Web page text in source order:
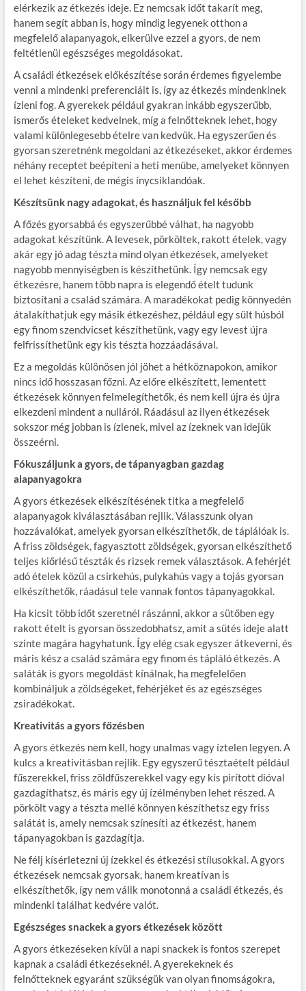
elérkezik az étkezés ideje. Ez nemcsak időt takarít meg,
hanem segít abban is, hogy mindig legyenek otthon a
megfelelő alapanyagok, elkerülve ezzel a gyors, de nem
feltétlenül egészséges megoldásokat.
A családi étkezések előkészítése során érdemes figyelembe
venni a mindenki preferenciáit is, így az étkezés mindenkinek
ízleni fog. A gyerekek például gyakran inkább egyszerűbb,
ismerős ételeket kedvelnek, míg a felnőtteknek lehet, hogy
valami különlegesebb ételre van kedvük. Ha egyszerűen és
gyorsan szeretnénk megoldani az étkezéseket, akkor érdemes
néhány receptet beépíteni a heti menübe, amelyeket könnyen
el lehet készíteni, de mégis ínycsiklandóak.
Készítsünk nagy adagokat, és használjuk fel később
A főzés gyorsabbá és egyszerűbbé válhat, ha nagyobb
adagokat készítünk. A levesek, pörköltek, rakott ételek, vagy
akár egy jó adag tészta mind olyan étkezések, amelyeket
nagyobb mennyiségben is készíthetünk. Így nemcsak egy
étkezésre, hanem több napra is elegendő ételt tudunk
biztosítani a család számára. A maradékokat pedig könnyedén
átalakíthatjuk egy másik étkezéshez, például egy sült húsból
egy finom szendvicset készíthetünk, vagy egy levest újra
felfrissíthetünk egy kis tészta hozzáadásával.
Ez a megoldás különösen jól jöhet a hétköznapokon, amikor
nincs idő hosszasan főzni. Az előre elkészített, lementett
étkezések könnyen felmelegíthetők, és nem kell újra és újra
elkezdeni mindent a nulláról. Ráadásul az ilyen étkezések
sokszor még jobban is ízlenek, mivel az ízeknek van idejük
összeérni.
Fókuszáljunk a gyors, de tápanyagban gazdag
alapanyagokra
A gyors étkezések elkészítésének titka a megfelelő
alapanyagok kiválasztásában rejlik. Válasszunk olyan
hozzávalókat, amelyek gyorsan elkészíthetők, de táplálóak is.
A friss zöldségek, fagyasztott zöldségek, gyorsan elkészíthető
teljes kiőrlésű tészták és rizsek remek választások. A fehérjét
adó ételek közül a csirkehús, pulykahús vagy a tojás gyorsan
elkészíthetők, ráadásul tele vannak fontos tápanyagokkal.
Ha kicsit több időt szeretnél rászánni, akkor a sütőben egy
rakott ételt is gyorsan összedobhatsz, amit a sütés ideje alatt
szinte magára hagyhatunk. Így elég csak egyszer átkeverni, és
máris kész a család számára egy finom és tápláló étkezés. A
saláták is gyors megoldást kínálnak, ha megfelelően
kombináljuk a zöldségeket, fehérjéket és az egészséges
zsiradékokat.
Kreativitás a gyors főzésben
A gyors étkezés nem kell, hogy unalmas vagy íztelen legyen. A
kulcs a kreativitásban rejlik. Egy egyszerű tésztaételt például
fűszerekkel, friss zöldfűszerekkel vagy egy kis pirított dióval
gazdagíthatsz, és máris egy új ízélményben lehet részed. A
pörkölt vagy a tészta mellé könnyen készíthetsz egy friss
salátát is, amely nemcsak színesíti az étkezést, hanem
tápanyagokban is gazdagítja.
Ne félj kísérletezni új ízekkel és étkezési stílusokkal. A gyors
étkezések nemcsak gyorsak, hanem kreatívan is
elkészíthetők, így nem válik monotonná a családi étkezés, és
mindenki találhat kedvére valót.
Egészséges snackek a gyors étkezések között
A gyors étkezéseken kívül a napi snackek is fontos szerepet
kapnak a családi étkezéseknél. A gyerekeknek és
felnőtteknek egyaránt szükségük van olyan finomságokra,